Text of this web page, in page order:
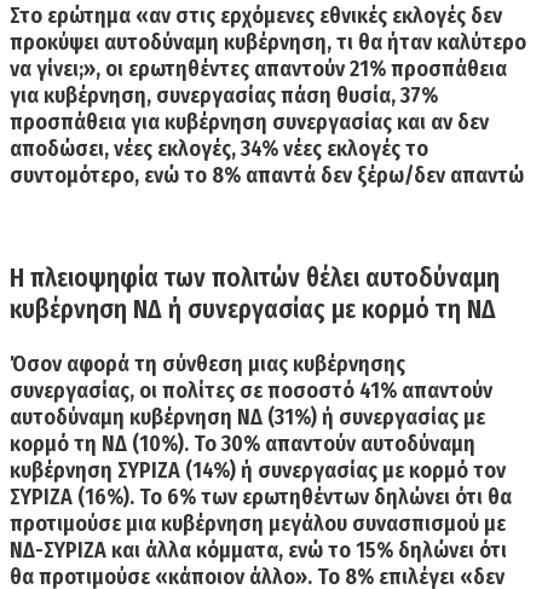
Στο ερώτημα «αν στις ερχόμενες εθνικές εκλογές δεν
προκύψει αυτοδύναμη κυβέρνηση, τι θα ήταν καλύτερο
να γίνει;», οι ερωτηθέντες απαντούν 21% προσπάθεια
για κυβέρνηση, συνεργασίας πάση θυσία,37%
προσπάθεια για κυβέρνηση συνεργασίας και αν δεν
αποδώσει, νέες εκλογές, 34% νέες εκλογές το
συντομότερο, ενώ το 8% απαντά δεν ξέρω/δεν απαντώ
Η πλειοψηφία των πολιτών θέλει αυτοδύναμη
κυβέρνηση ΝΔ ή συνεργασίας με κορμό τη ΝΔ
Όσον αφορά τη σύνθεση μιας κυβέρνησης
συνεργασίας, οι πολίτες σε ποσοστό 41% απαντούν
αυτοδύναμη κυβέρνηση ΝΔ (31%) ή συνεργασίας με
κορμό τη ΝΔ (10%). Το 30% απαντούν αυτοδύναμη
κυβέρνηση ΣΥΡΙΖΑ (14%) ή συνεργασίας με κορμό τον
ΣΥΡΙΖΑ (16%). Το 6% των ερωτηθέντων δηλώνει ότι θα
προτιμούσε μια κυβέρνηση μεγάλου συνασπισμού με
ΝΔ-ΣΥΡΙΖΑ και άλλα κόμματα, ενώ το 15% δηλώνει ότι
θα προτιμούσε «κάποιον άλλο». Το 8% επιλέγει «δεν